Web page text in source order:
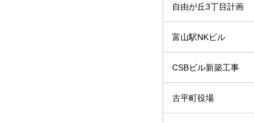
自由が丘3丁目計画
富山駅NKビル
CSBビル新築工事
古平町役場